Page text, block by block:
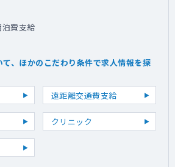
泊費支給
、ほかのこだわり条件で求人情報を探
遠距離交通費支給
クリニック